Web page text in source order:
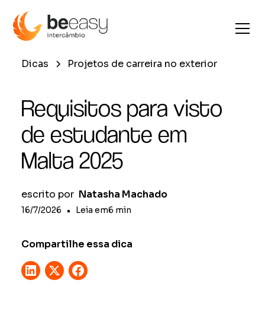
Dicas Projetos de carreira no exterior
Requisitos para visto
de estudante em
Malta 2025
escrito por Natasha Machado
16/7/2026 • Leia em6 min
Compartilhe essa dica